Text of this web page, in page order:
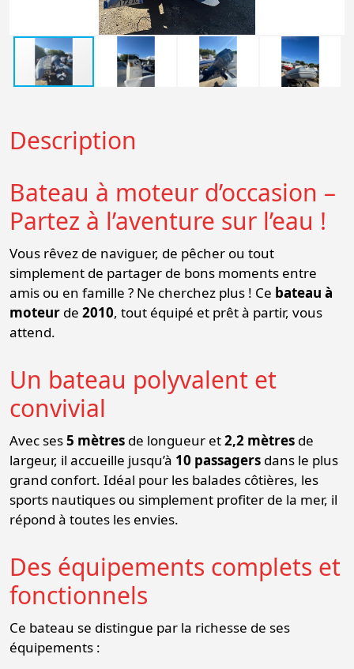
Description
Bateau à moteur d’occasion –
Partez à l’aventure sur l’eau !
Vous rêvez de naviguer, de pêcher ou tout
simplement de partager de bons moments entre
amis ou en famille ? Ne cherchez plus ! Ce bateau à
moteur de 2010, tout équipé et prêt à partir, vous
attend.
Un bateau polyvalent et
convivial
Avec ses5 mètres de longueur et2,2 mètres de
largeur, il accueille jusqu’à 10 passagers dans le plus
grand confort. Idéal pour les balades côtières, les
sports nautiques ou simplement profiter de la mer, il
répond à toutes les envies.
Des équipements complets et
fonctionnels
Ce bateau se distingue par la richesse de ses
équipements :